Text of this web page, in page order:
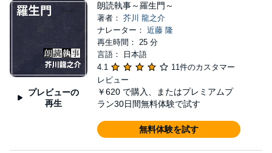
プレビューの
再生
朗読執事～羅生門～
著者： 芥川 龍之介
ナレーター： 近藤 隆
再生時間： 25 分
言語： 日本語
4.1
11件のカスタマー
レビュー
￥620 で購入、またはプレミアムプ
ラン30日間無料体験で試す
無料体験を試す